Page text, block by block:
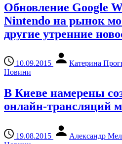
Обновление Google
Nintendo на рынок
другие утренние
10.09.2015
Катерина
Новини
В Киеве намерены
онлайн-трансляций
19.08.2015
Александр